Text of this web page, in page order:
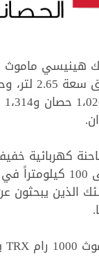
ﺗﺮﻗﻴﺘﻪ